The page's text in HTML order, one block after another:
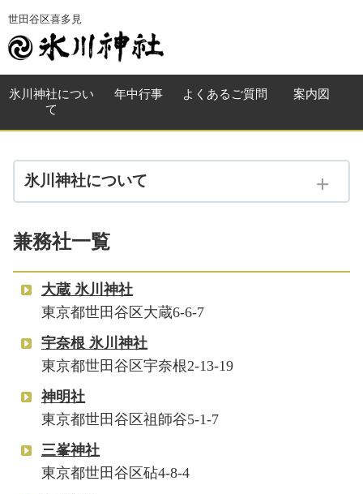
世田谷区喜多見
氷川神社につい
て
年中行事 よくある ご質問 案内図
氷川神社について
奉納 鬼問答 鬼面
兼務社一覧
兼務社一覧
大蔵 氷川神社
東京都世田谷区大蔵6-6-7
宇奈根 氷川神社
東京都世田谷区宇奈根2-13-19
神明社
東京都世田谷区祖師谷5-1-7
三峯神社
東京都世田谷区砧4-8-4